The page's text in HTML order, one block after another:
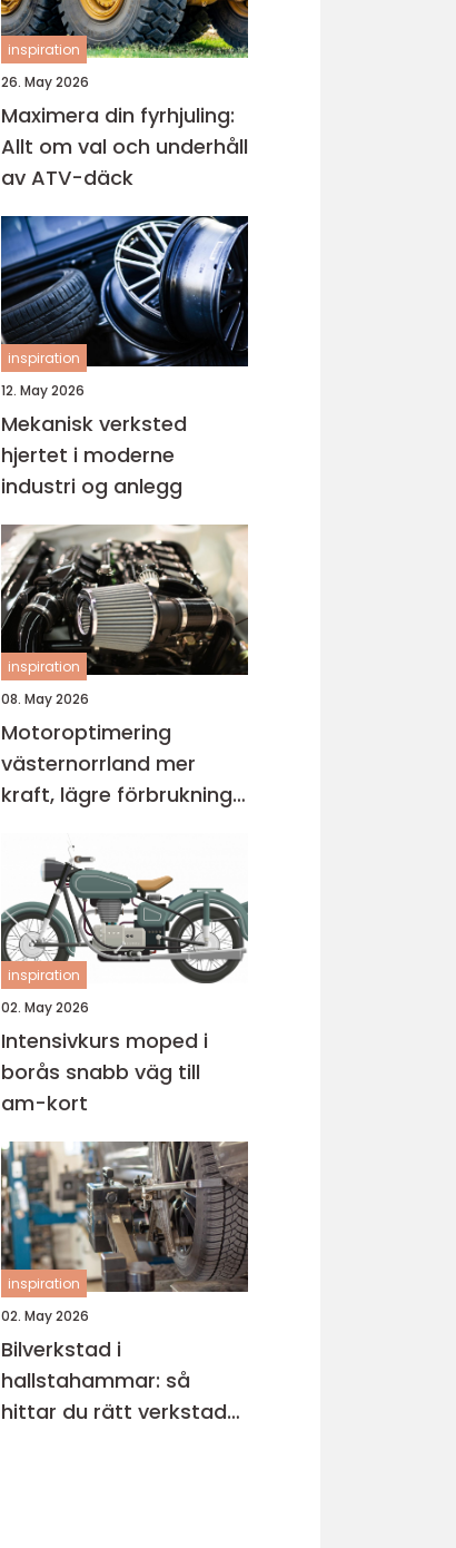
inspiration
26. May 2026
Maximera din fyrhjuling:
Allt om val och underhåll
av ATV-däck
inspiration
12. May 2026
Mekanisk verksted
hjertet i moderne
industri og anlegg
inspiration
08. May 2026
Motoroptimering
västernorrland mer
kraft, lägre förbrukning
inspiration
02. May 2026
Intensivkurs moped i
borås snabb väg till
am-kort
inspiration
02. May 2026
Bilverkstad i
hallstahammar: så
hittar du rätt verkstad